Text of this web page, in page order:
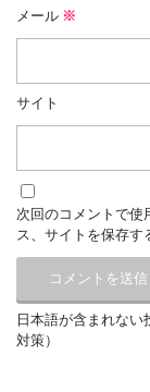
メール ※
サイト
次回のコメントで使
ス、サイトを保存す
日本語が含まれな
対策）